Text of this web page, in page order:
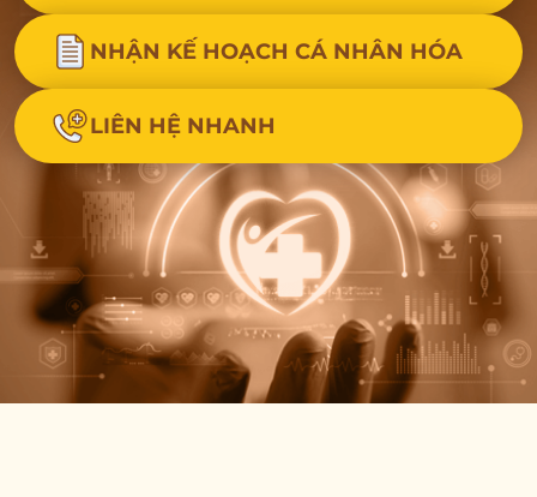
NHẬN KẾ HOẠCH CÁ NHÂN HÓA
LIÊN HỆ NHANH